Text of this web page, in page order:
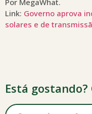
Por MegaWhat.
Link: Governo aprova
solares e de
Está